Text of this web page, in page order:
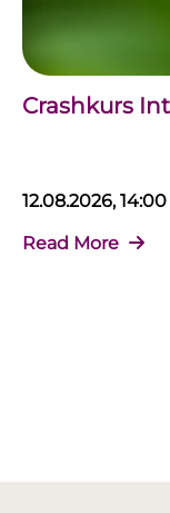
Crashkurs
12.08.2026,
Read More